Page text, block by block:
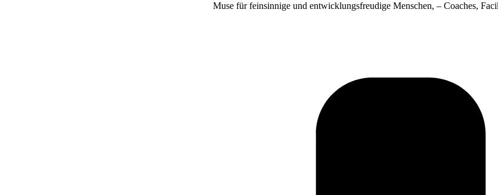
Muse für feinsinnige und entwicklungsfreudige Menschen, – Coaches,